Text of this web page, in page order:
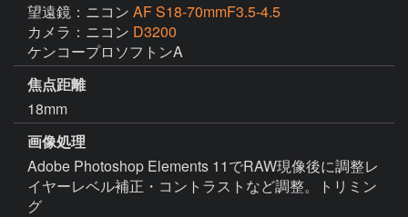
望遠鏡：ニコン AF S18-70mmF3.5-4.5
カメラ：ニコン D3200
ケンコープロソフトンA
焦点距離
18mm
画像処理
Adobe Photoshop Elements 11でRAW現像後に調整レ
イヤーレベル補正・コントラストなど調整。トリミン
グ